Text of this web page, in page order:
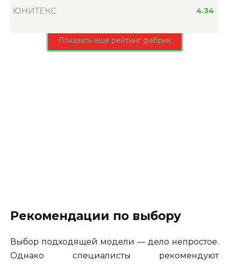
ЮНИТЕКС 4.34
Показать еще рейтинг фабрик
Рекомендации по выбору
Выбор подходящей модели — дело непростое.
Однако специалисты рекомендуют